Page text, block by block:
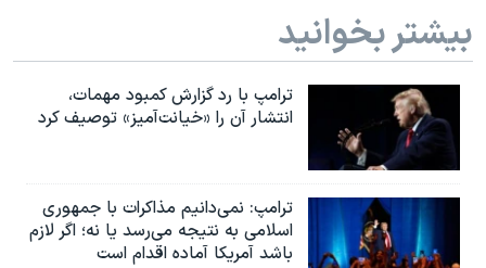
بیشتر بخوانید
ترامپ با رد گزارش کمبود مهمات،
انتشار آن را «خیانت‌آمیز» توصیف کرد
ترامپ: نمی‌دانیم مذاکرات با جمهوری
اسلامی به نتیجه می‌رسد یا نه؛ اگر لازم
باشد آمریکا آماده اقدام است